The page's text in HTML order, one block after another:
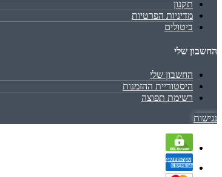
תקנון
מדיניות הפרטיות
ביטולים
החשבון שלי
החשבון שלי
היסטוריית ההזמנות
רשימת תפוצה
נגישות